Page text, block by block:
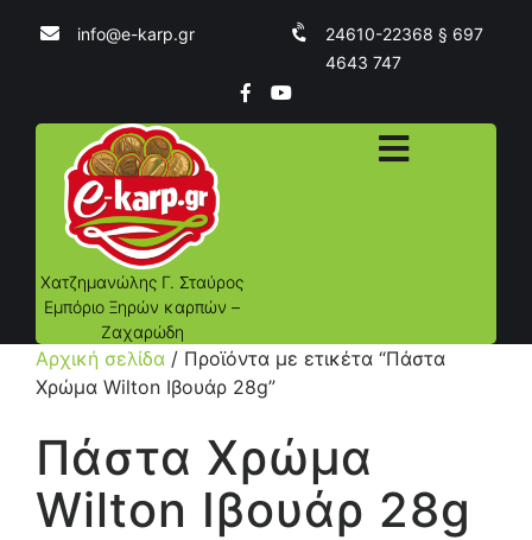
info@e-karp.gr
24610-22368 § 697
4643 747
Χατζημανώλης Γ. Σταύρος
Εμπόριο Ξηρών καρπών –
Ζαχαρώδη
Αρχική σελίδα / Προϊόντα με ετικέτα “Πάστα
Χρώμα Wilton Ιβουάρ 28g”
Πάστα Χρώμα
Wilton Ιβουάρ 28g